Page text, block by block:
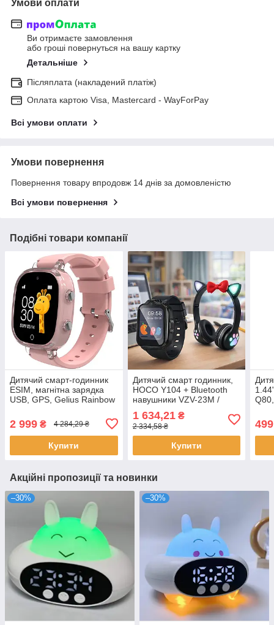
Умови оплати
Ви отримаєте замовлення
або гроші повернуться на вашу картку
Детальніше
Післяплата (накладений платіж)
Оплата картою Visa, Mastercard - WayForPay
Всі умови оплати
Умови повернення
Повернення товару впродовж 14 днів за домовленістю
Всі умови повернення
Подібні товари компанії
Дитячий смарт-годинник
ESIM, магнітна зарядка
USB, GPS, Gelius Rainbow
розумний годинник для
дівчинки
2 999 ₴ 4 284,29 ₴
Купити
Дитячий смарт годинник,
HOCO Y104 + Bluetooth
навушники VZV-23M /
дітей / Смарт годинник /
Годинник з GPS
1 634,21₴
2 334,58 ₴
Купити
499
Акційні пропозиції та новинки
–30% –30%